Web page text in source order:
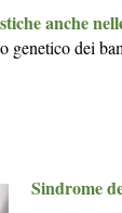
anche
genetico dei
Sindrome